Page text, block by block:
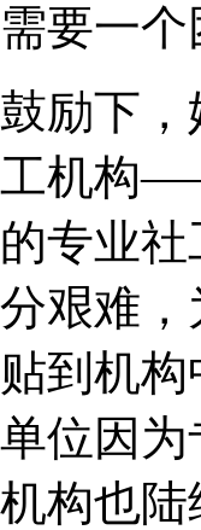
要一
励下
机构
专业
艰难
到机
位因
构也